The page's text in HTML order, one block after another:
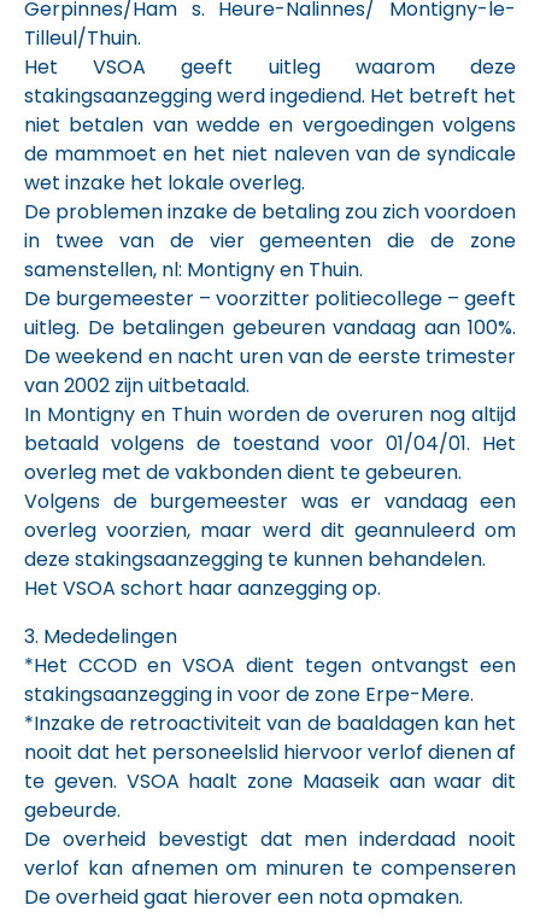
Gerpinnes/Ham s. Heure-Nalinnes/ Montigny-le-
Tilleul/Thuin.
Het VSOA geeft uitleg waarom deze
stakingsaanzegging werd ingediend. Het betreft het
niet betalen van wedde en vergoedingen volgens
de mammoet en het niet naleven van de syndicale
wet inzake het lokale overleg.
De problemen inzake de betaling zou zich voordoen
in twee van de vier gemeenten die de zone
samenstellen, nl: Montigny en Thuin.
De burgemeester – voorzitter politiecollege – geeft
uitleg. De betalingen gebeuren vandaag aan 100%.
De weekend en nacht uren van de eerste trimester
van 2002 zijn uitbetaald.
In Montigny en Thuin worden de overuren nog altijd
betaald volgens de toestand voor 01/04/01. Het
overleg met de vakbonden dient te gebeuren.
Volgens de burgemeester was er vandaag een
overleg voorzien, maar werd dit geannuleerd om
deze stakingsaanzegging te kunnen behandelen.
Het VSOA schort haar aanzegging op.
3. Mededelingen
*Het CCOD en VSOA dient tegen ontvangst een
stakingsaanzegging in voor de zone Erpe-Mere.
*Inzake de retroactiviteit van de baaldagen kan het
nooit dat het personeelslid hiervoor verlof dienen af
te geven. VSOA haalt zone Maaseik aan waar dit
gebeurde.
De overheid bevestigt dat men inderdaad nooit
verlof kan afnemen om minuren te compenseren
De overheid gaat hierover een nota opmaken.